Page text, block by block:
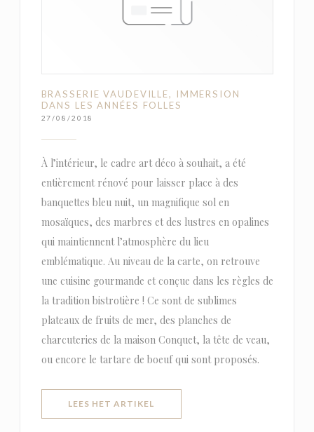
BRASSERIE VAUDEVILLE, IMMERSION
DANS LES ANNÉES FOLLES
27/08/2018
À l’intérieur, le cadre art déco à souhait, a été
entièrement rénové pour laisser place à des
banquettes bleu nuit, un magnifique sol en
mosaïques, des marbres et des lustres en opalines
qui maintiennent l’atmosphère du lieu
emblématique. Au niveau de la carte, on retrouve
une cuisine gourmande et conçue dans les règles de
la tradition bistrotière ! Ce sont de sublimes
plateaux de fruits de mer, des planches de
charcuteries de la maison Conquet, la tête de veau,
ou encore le tartare de boeuf qui sont proposés.
LEES HET ARTIKEL